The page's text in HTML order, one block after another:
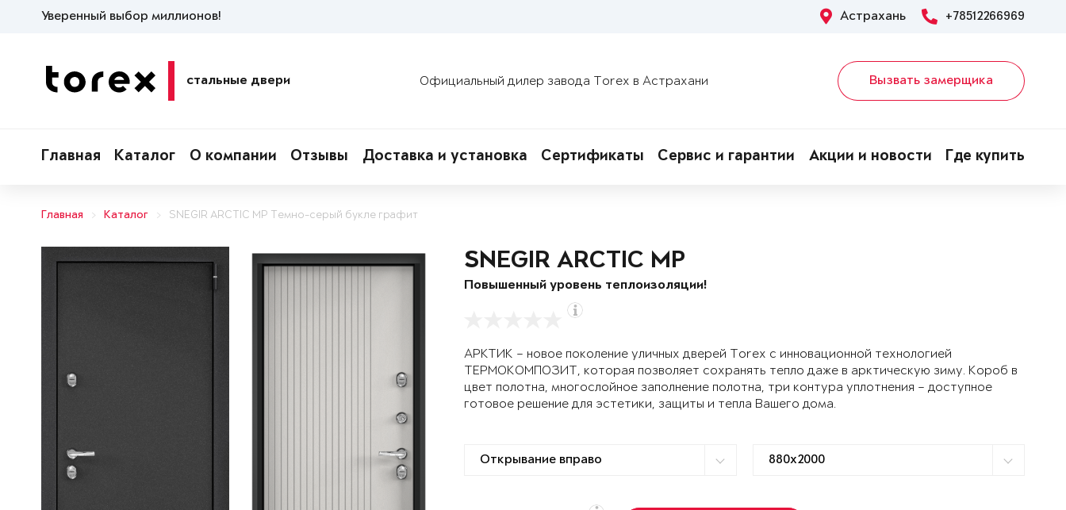
Уверенный выбор миллионов! Астрахань +78512266969
стальные двери Официальный дилер завода Torex в Астрахани Вызвать замерщика
Главная Каталог О компании Отзывы Доставка и установка Сертификаты Сервис и гарантии Акции и новости Где купить
Главная Каталог SNEGIR ARCTIC MP Темно-серый букле графит
SNEGIR ARCTIC MP
Повышенный уровень теплоизоляции!
АРКТИК – новое поколение уличных дверей Torex с инновационной технологией
ТЕРМОКОМПОЗИТ, которая позволяет сохранять тепло даже в арктическую зиму. Короб в
цвет полотна, многослойное заполнение полотна, три контура уплотнения – доступное
готовое решение для эстетики, защиты и тепла Вашего дома.